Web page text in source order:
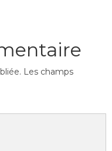
Les champs